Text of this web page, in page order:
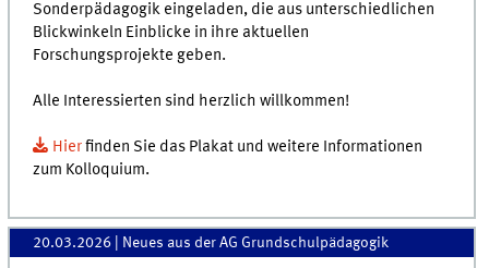
Sonderpädagogik eingeladen, die aus unterschiedlichen
Blickwinkeln Einblicke in ihre aktuellen
Forschungsprojekte geben.
Alle Interessierten sind herzlich willkommen!
Hierfinden Sie das Plakat und weitere Informationen
zum Kolloquium.
20.03.2026 | Neues aus der AG Grundschulpädagogik